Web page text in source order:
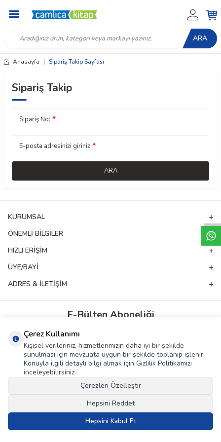
W
h
t
a
p
p
D
e
s
e
H
a
t
t
ARA
Anasayfa | Sipariş Takip Sayfası
Sipariş Takip
Sipariş No: *
E-posta adresinizi giriniz *
ARA
KURUMSAL
ÖNEMLI BILGILER
HIZLI ERIŞIM
ÜYE/BAYI
ADRES & İLETIŞIM
E-Bülten Aboneliği
Kampanya ve yeniliklerden haberdar olmak için e-bültenimize abone olun!
GÖNDER
KVKK Sözleşmesi'ni, Okudum, Kabul Ediyorum.
Çerez Kullanımı
Kişisel verileriniz, hizmetlerimizin daha iyi bir şekilde
sunulması için mevzuata uygun bir şekilde toplanıp işlenir.
Konuyla ilgili detaylı bilgi almak için Gizlilik Politikamızı
inceleyebilirsiniz.
Çerezleri Özelleştir
Hepsini Reddet
Hepsini Kabul Et